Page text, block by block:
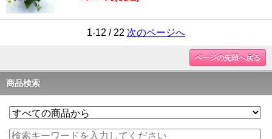
1-12 / 22 次のページへ
ページの先頭へ戻る
商品検索